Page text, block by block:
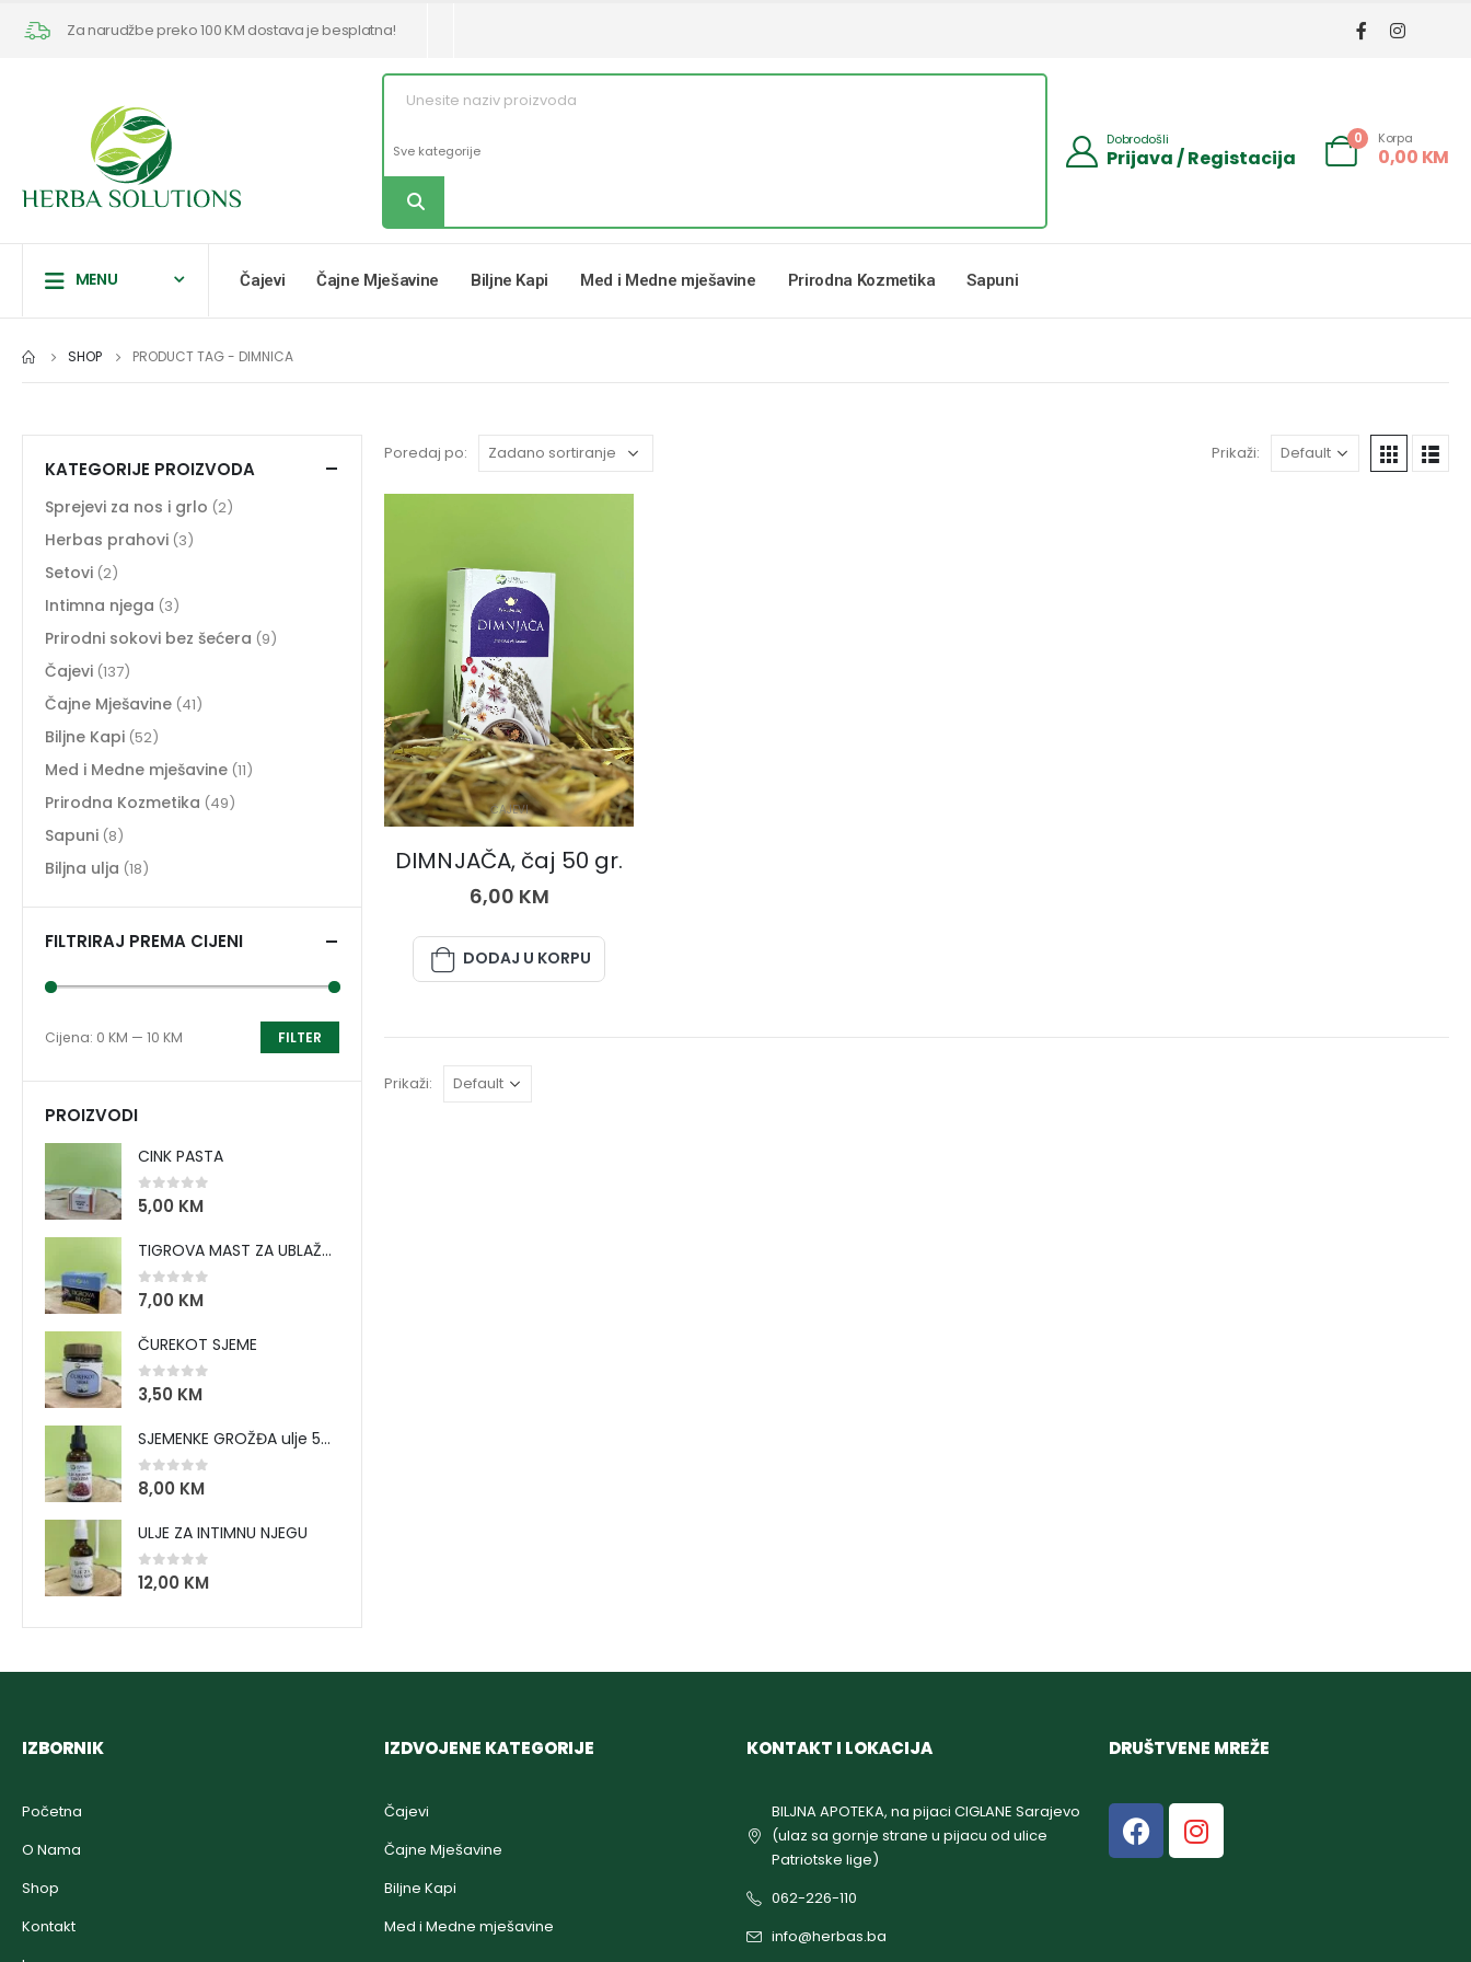
Za narudžbe preko 100 KM dostava je besplatna!
Dobrodošli
Prijava / Registacija
0 Korpa
0,00 KM
MENU Čajevi Čajne Mješavine Biljne Kapi Med i Medne mješavine Prirodna Kozmetika Sapuni
SHOP PRODUCT TAG - DIMNICA
Poredaj po: Prikaži:
ČAJEVI
DIMNJAČA, čaj 50 gr.
6,00 KM
DODAJ U KORPU
Prikaži:
KATEGORIJE PROIZVODA
Sprejevi za nos i grlo (2)
Herbas prahovi (3)
Setovi (2)
Intimna njega (3)
Prirodni sokovi bez šećera (9)
Čajevi (137)
Čajne Mješavine (41)
Biljne Kapi (52)
Med i Medne mješavine (11)
Prirodna Kozmetika (49)
Sapuni (8)
Biljna ulja (18)
FILTRIRAJ PREMA CIJENI
FILTER
Cijena: 0 KM — 10 KM
PROIZVODI
CINK PASTA
0 out of 5
5,00 KM
TIGROVA MAST ZA UBLAŽAVANJE BOLOVA I ZAGRIJAVANJE MIŠIĆA
0 out of 5
7,00 KM
ČUREKOT SJEME
0 out of 5
3,50 KM
SJEMENKE GROŽĐA ulje 50 ml
0 out of 5
8,00 KM
ULJE ZA INTIMNU NJEGU
0out of 5
12,00 KM
IZBORNIK
Početna
O Nama
Shop
Kontakt
IZDVOJENE KATEGORIJE
Čajevi
Čajne Mješavine
Biljne Kapi
Med i Medne mješavine
KONTAKT I LOKACIJA
BILJNA APOTEKA, na pijaci CIGLANE Sarajevo
(ulaz sa gornje strane u pijacu od ulice
Patriotske lige)
062-226-110
info@herbas.ba
DRUŠTVENE MREŽE